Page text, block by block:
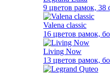
9 цветов рамок, 38
Valena classic
16 цветов рамок,
Living Now
13 цветов рамок,